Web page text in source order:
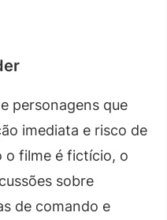
personagens que
imediata e risco de
o filme é fictício, o
sobre
de comando e